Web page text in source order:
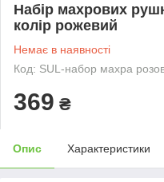
Набір махрових
колір рожевий
Немає в наявності
Код: SUL-набор махра
369 ₴
Опис Характеристики